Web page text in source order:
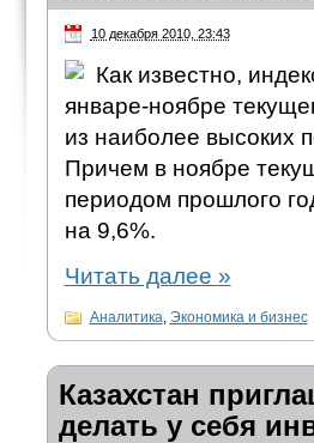
10 декабря 2010, 23:43
Как известно,
январе-ноябре
из наиболее высоких
Причем в ноябре
периодом прошлого
на 9,6%.
Читать далее »
Аналитика Экономика и бизнес
Казахстан
делать у себя